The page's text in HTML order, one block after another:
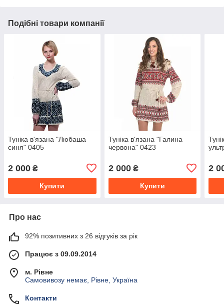
Подібні товари компанії
Туніка в'язана "Любаша
синя" 0405
2 000 ₴
Купити
Туніка в'язана "Галина
червона" 0423
2 000₴
Купити
2
Про нас
92% позитивних з 26 відгуків за рік
Працює з 09.09.2014
м. Рівне
Самовивозу немає, Рівне, Україна
Контакти